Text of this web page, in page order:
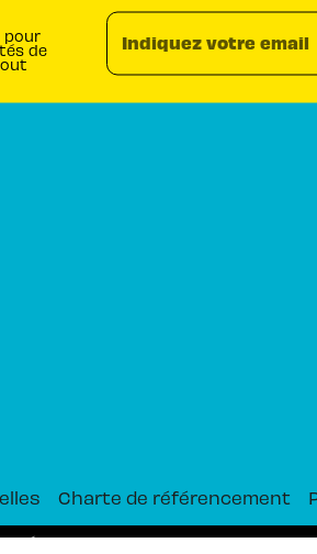
pour
de Indiquez votre email
Charte de référencement
ÉDITION© 2026